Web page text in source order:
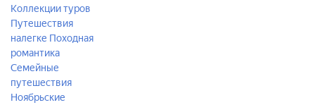
Коллекции туров
Путешествия
налегке Походная
романтика
Семейные
путешествия
Ноябрьские